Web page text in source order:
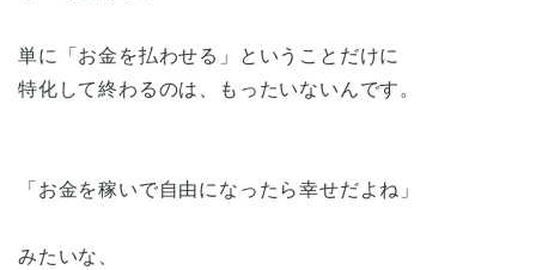
単に「お金を払わせる」ということだけに
特化して終わるのは、もったいないんです。
「お金を稼いで自由になったら幸せだよね」
みたいな、